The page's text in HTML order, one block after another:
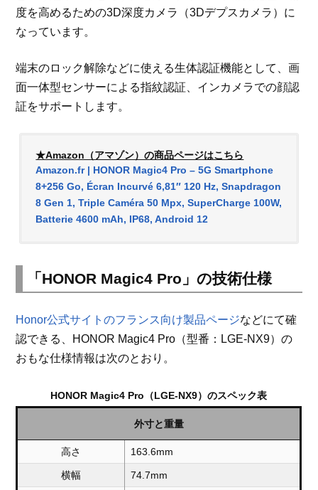
度を高めるための3D深度カメラ（3Dデプスカメラ）に
なっています。
端末のロック解除などに使える生体認証機能として、画
面一体型センサーによる指紋認証、インカメラでの顔認
証をサポートします。
★Amazon（アマゾン）の商品ページはこちら
Amazon.fr | HONOR Magic4 Pro – 5G Smartphone
8+256 Go, Écran Incurvé 6,81″ 120 Hz, Snapdragon
8 Gen 1, Triple Caméra 50 Mpx, SuperCharge 100W,
Batterie 4600 mAh, IP68, Android 12
「HONOR Magic4 Pro」の技術仕様
Honor公式サイトのフランス向け製品ページなどにて確
認できる、HONOR Magic4 Pro（型番：LGE-NX9）の
おもな仕様情報は次のとおり。
HONOR Magic4 Pro（LGE-NX9）のスペック表
外寸と重量
高さ 163.6mm
横幅 74.7mm